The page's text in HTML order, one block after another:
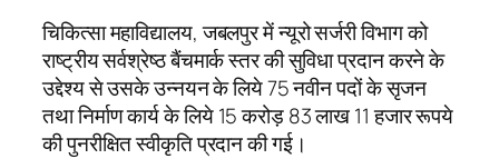
चिकित्सा महाविद्यालय, जबलपुर में न्यूरो सर्जरी विभाग को
राष्ट्रीय सर्वश्रेष्ठ बैंचमार्क स्तर की सुविधा प्रदान करने के
उद्देश्य से उसके उन्नयन के लिये 75 नवीन पदों के सृजन
तथा निर्माण कार्य के लिये 15 करोड़ 83 लाख 11 हजार रूपये
की पुनरीक्षित स्वीकृति प्रदान की गई।